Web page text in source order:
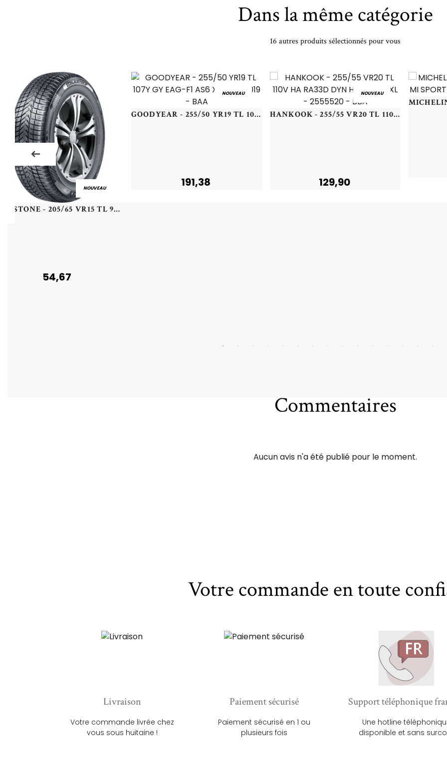
Dans la même catégorie
16 autres produits sélectionnés pour vous
NOUVEAU
MILESTONE - 205/65 VR15 TL 94V MILESTONE MA01 - 2056515 - CCA
54,67
NOUVEAU
GOODYEAR - 255/50 YR19 TL 107Y GY EAG-F1 AS6 XL - 2555019 - BAA
191,38
NOUVEAU
HANKOOK - 255/55 VR20 TL 110V HA RA33D DYN HP2+ NC0 XL - 2555520 - BBA
129,90
Commentaires
Aucun avis n'a été publié pour le moment.
Votre commande en toute
Livraison
Votre commande livrée chez
vous sous huitaine !
Paiement sécurisé
Paiement sécurisé en 1 ou
plusieurs fois
Support téléphonique
Une hotline
disponible et sans